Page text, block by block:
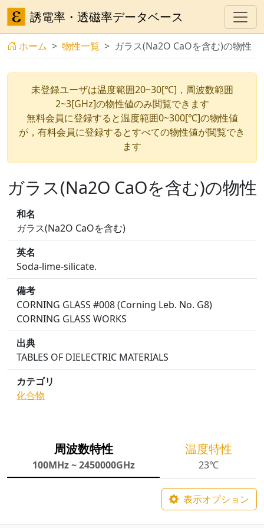
誘電率・透磁率データベース
ホーム 物性一覧 ガラス(Na2O CaOを含む)の物性
未登録ユーザは温度範囲20~30[℃]，周波数範囲
2~3[GHz]の物性値のみ閲覧できます
無料会員に登録すると温度範囲0~300[℃]の物性値
が，有料会員に登録するとすべての物性値が閲覧でき
ます
ガラス(Na2O CaOを含む)の物性
和名
ガラス(Na2O CaOを含む)
英名
Soda-lime-silicate.
備考
CORNING GLASS #008 (Corning Leb. No. G8)
CORNING GLASS WORKS
出典
TABLES OF DIELECTRIC MATERIALS
カテゴリ
化合物
周波数特性
100MHz ~ 2450000GHz
温度特性
23℃
表示オプション